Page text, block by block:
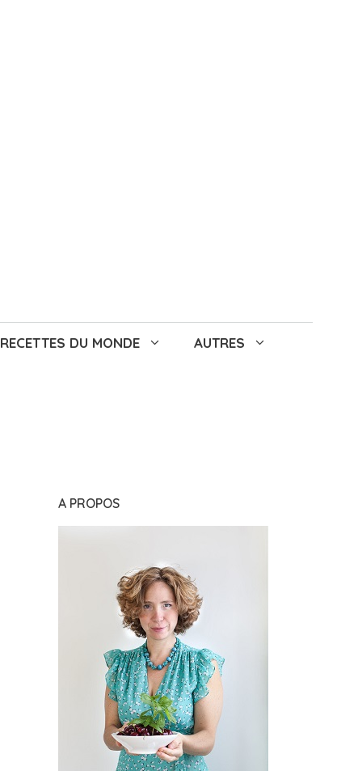
RECETTES DU MONDE AUTRES
A PROPOS